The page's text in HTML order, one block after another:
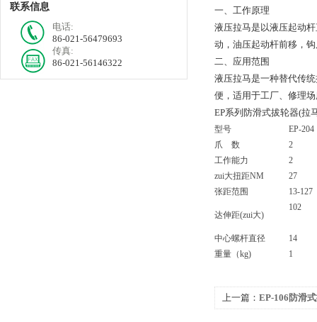
联系信息
电话:
86-021-56479693
传真:
86-021-56146322
一、工作原理
液压拉马是以液压起动
动，油压起动杆前移，
二、应用范围
液压拉马是一种替代传
便，适用于工厂、修理
EP系列防滑式拔轮器(拉
型号
EP-204
爪 数
2
工作能力
2
zui大扭距NM
27
张距范围
13-127
达伸距(zui大)
102
中心螺杆直径
14
重量（kg)
1
上一篇： EP-106防滑